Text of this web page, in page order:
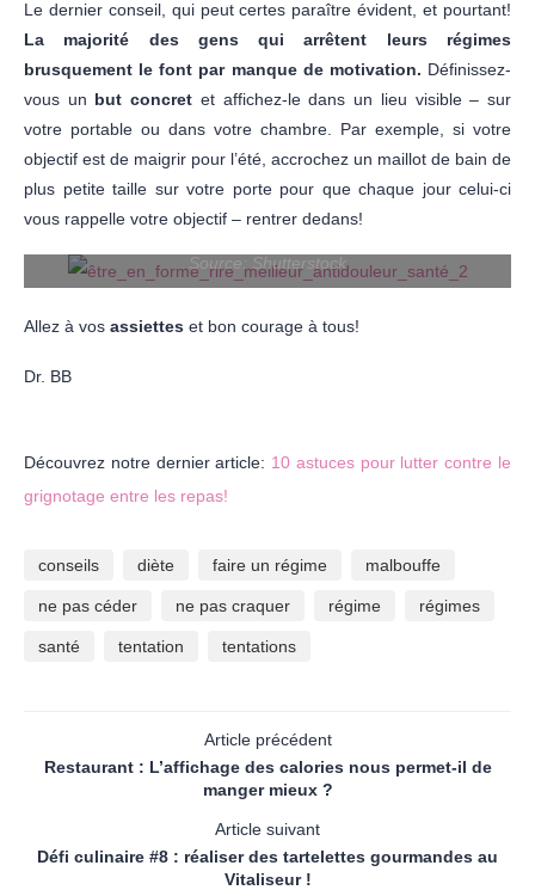
Le dernier conseil, qui peut certes paraître évident, et pourtant!
La majorité des gens qui arrêtent leurs régimes
brusquement le font par manque de motivation. Définissez-
vous un but concret et affichez-le dans un lieu visible – sur
votre portable ou dans votre chambre. Par exemple, si votre
objectif est de maigrir pour l’été, accrochez un maillot de bain de
plus petite taille sur votre porte pour que chaque jour celui-ci
vous rappelle votre objectif – rentrer dedans!
Source: Shutterstock
Allez à vos assiettes et bon courage à tous!
Dr. BB
Découvrez notre dernier article: 10 astuces pour lutter contre le
grignotage entre les repas!
conseils diète faire un régime malbouffe
ne pas céder ne pas craquer régime régimes
santé tentation tentations
Article précédent
Restaurant : L’affichage des calories nous permet-il de
manger mieux ?
Article suivant
Défi culinaire #8 : réaliser des tartelettes gourmandes au
Vitaliseur !